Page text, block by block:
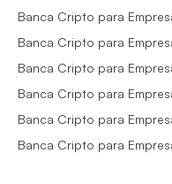
Banca Cripto para
Banca Cripto para
Banca Cripto para
Banca Cripto para
Banca Cripto para
Banca Cripto para